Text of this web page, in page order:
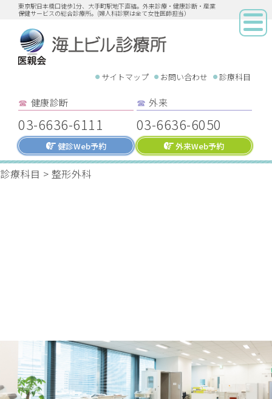
東京駅日本橋口徒歩1分、大手町駅地下直結。外来診療・健康診断・産業
保健サービスの総合診療所。(婦人科診察は全て女性医師担当）
サイトマップ お問い合わせ 診療科目
☎︎ 健康診断
03-6636-6111
健診Web予約
☎︎ 外来
03-6636-6050
外来Web予約
診療科目 > 整形外科